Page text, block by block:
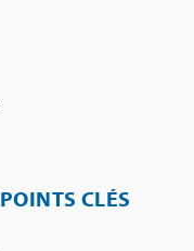
POINTS CLÉS